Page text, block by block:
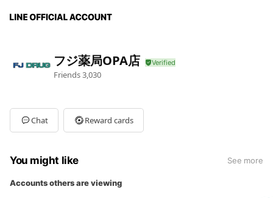
フジ薬局OPA店
Friends3,030
Chat Reward cards
You might like See more
Accounts others are viewing